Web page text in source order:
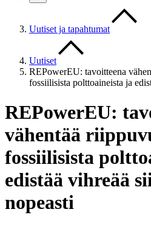
Uutiset ja tapahtumat
Uutiset
REPowerEU: tavoitteena
fossiilisista polttoaineista ja
REPowerEU:
vähentää
fossiilisista
edistää vihreää
nopeasti